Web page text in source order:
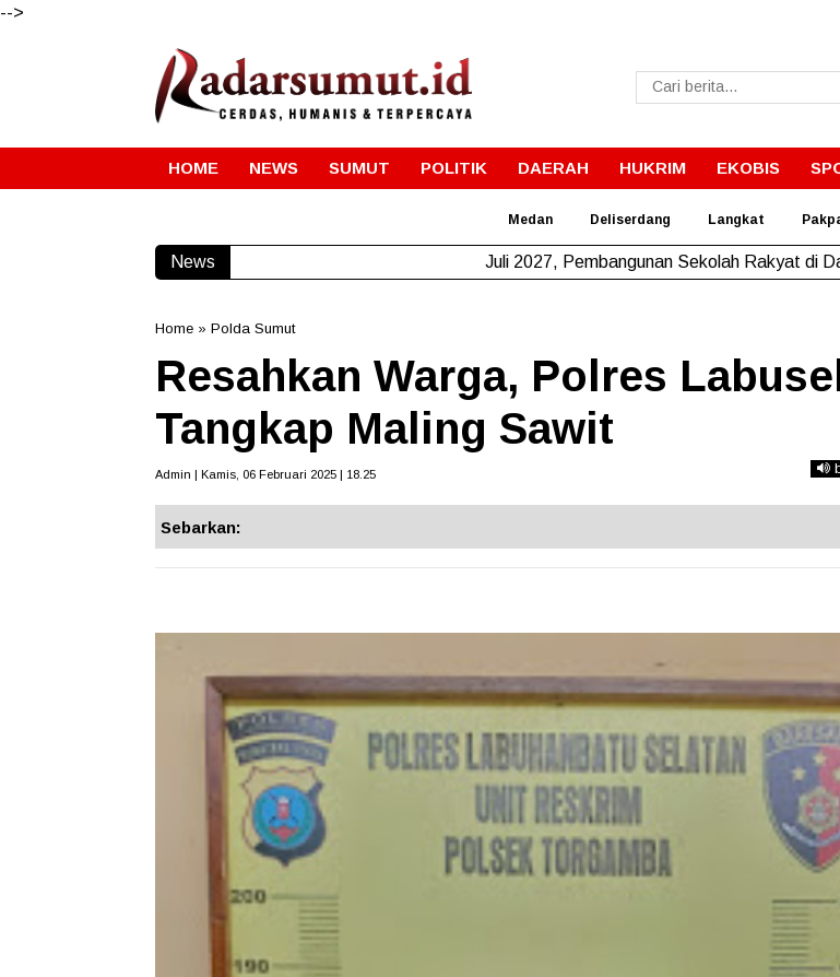
-->
HOME NEWS SUMUT POLITIK DAERAH HUKRIM EKOBIS
Medan Deliserdang Langkat
News Juli 2027, Pembangunan Sekolah Rakyat di
Home » Polda Sumut
Resahkan Warga, Polres Labusel
Tangkap Maling Sawit
Admin | Kamis, 06 Februari 2025 | 18.25
Sebarkan: